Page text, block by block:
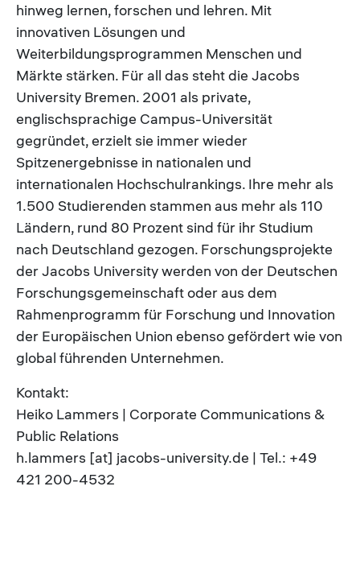
hinweg lernen, forschen und lehren. Mit
innovativen Lösungen und
Weiterbildungsprogrammen Menschen und
Märkte stärken. Für all das steht die Jacobs
University Bremen. 2001 als private,
englischsprachige Campus-Universität
gegründet, erzielt sie immer wieder
Spitzenergebnisse in nationalen und
internationalen Hochschulrankings. Ihre mehr als
1.500 Studierenden stammen aus mehr als 110
Ländern, rund 80 Prozent sind für ihr Studium
nach Deutschland gezogen. Forschungsprojekte
der Jacobs University werden von der Deutschen
Forschungsgemeinschaft oder aus dem
Rahmenprogramm für Forschung und Innovation
der Europäischen Union ebenso gefördert wie von
global führenden Unternehmen.
Kontakt:
Heiko Lammers | Corporate Communications &
Public Relations
h.lammers [at] jacobs-university.de | Tel.: +49
421 200-4532